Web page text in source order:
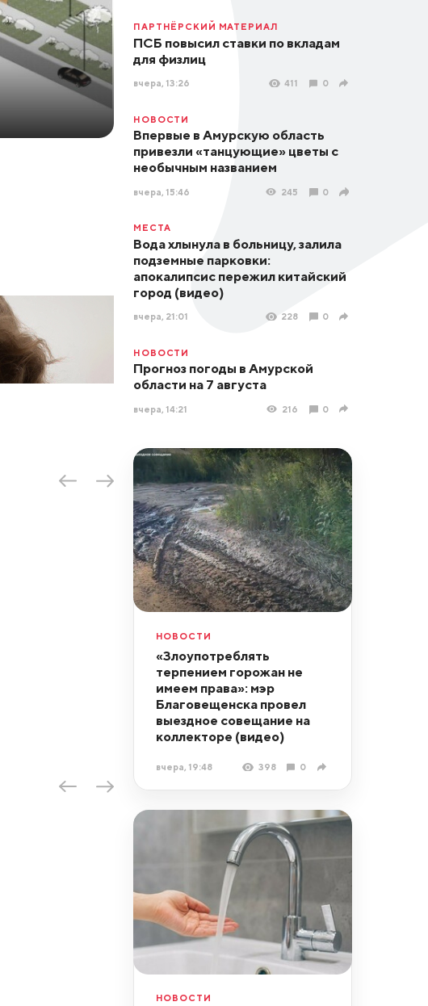
ПАРТНЁРСКИЙ МАТЕРИАЛ
ПСБ повысил ставки по вкладам
для физлиц
вчера, 13:26 411 0
НОВОСТИ
Впервые в Амурскую область
привезли «танцующие» цветы с
необычным названием
вчера, 15:46 245 0
МЕСТА
Вода хлынула в больницу, залила
подземные парковки:
апокалипсис пережил китайский
город (видео)
вчера, 21:01 228 0
НОВОСТИ
Прогноз погоды в Амурской
области на 7 августа
вчера, 14:21 216 0
НОВОСТИ
«Злоупотреблять
терпением горожан не
имеем права»: мэр
Благовещенска провел
выездное совещание на
коллекторе (видео)
вчера, 19:48 398 0
НОВОСТИ